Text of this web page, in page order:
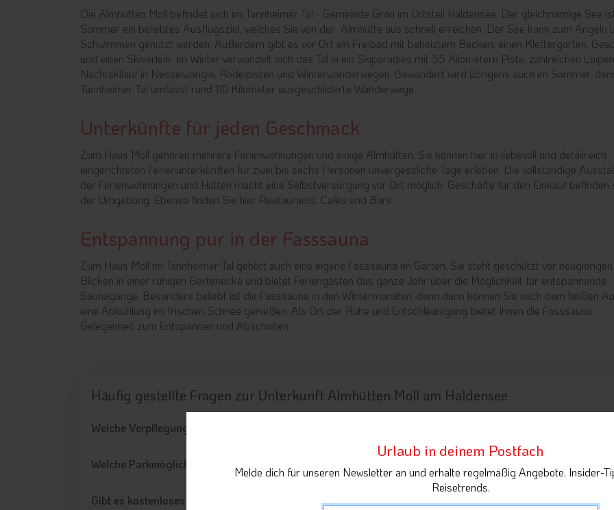
Die Almhütten Moll befindet sich im Tannheimer Tal - Gemeinde Grän im Ortsteil Haldensee. Der gleichnamige See
Sommer ein beliebtes Ausflugsziel, welches Sie von der Almhütte aus schnell erreichen. Der See kann zum Angeln
Schwimmen genutzt werden. Außerdem gibt es vor Ort ein Freibad mit beheiztem Becken, einen Klettergarten,
und einen Skiverleih. Im Winter verwandelt sich das Tal in ein Skiparadies mit 55 Kilometern Piste, zahlreichen
Nachtskilauf in Nesselwängle, Rodelpisten und Winterwanderwegen. Gewandert wird übrigens auch im Sommer,
Tannheimer Tal umfasst rund 110 Kilometer ausgeschilderte Wanderwege.
Unterkünfte für jeden Geschmack
Zum Haus Moll gehören mehrere Ferienwohnungen und einige Almhütten. Sie können hier in liebevoll und detailreich
eingerichteten Ferienunterkünften für zwei bis sechs Personen unvergessliche Tage erleben. Die vollständige
der Ferienwohnungen und Hütten macht eine Selbstversorgung vor Ort möglich. Geschäfte für den Einkauf befinden
der Umgebung. Ebenso finden Sie hier Restaurants, Cafés und Bars.
Entspannung pur in der Fasssauna
Zum Haus Moll im Tannheimer Tal gehört auch eine eigene Fasssauna im Garten. Sie steht geschützt vor neugierigen
Blicken in einer ruhigen Gartenecke und bietet Feriengästen das ganze Jahr über die Möglichkeit für entspannende
Saunagänge. Besonders beliebt ist die Fasssauna in den Wintermonaten, denn dann können Sie nach dem heißen
eine Abkühlung im frischen Schnee genießen. Als Ort der Ruhe und Entschleunigung bietet Ihnen die Fasssauna
Gelegenheit zum Entspannen und Abschalten.
Häufig gestellte Fragen zur Unterkunft Almhütten Moll am Haldensee
Welche Verpflegungsmöglichkeiten gibt es?
Welche Parkmöglichkeiten gibt es?
Gibt es kostenloses Wlan?
Urlaub in deinem Postfach
Melde dich für unseren Newsletter an und erhalte regelmäßig Angebote, Insider-
Reisetrends.